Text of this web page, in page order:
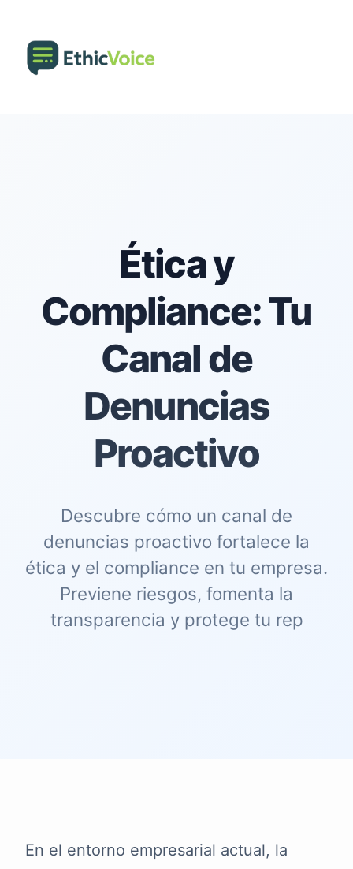
Ética y
Compliance: Tu
Canal de
Denuncias
Proactivo
Descubre cómo un canal de
denuncias proactivo fortalece la
ética y el compliance en tu empresa.
Previene riesgos, fomenta la
transparencia y protege tu rep
En el entorno empresarial actual, la